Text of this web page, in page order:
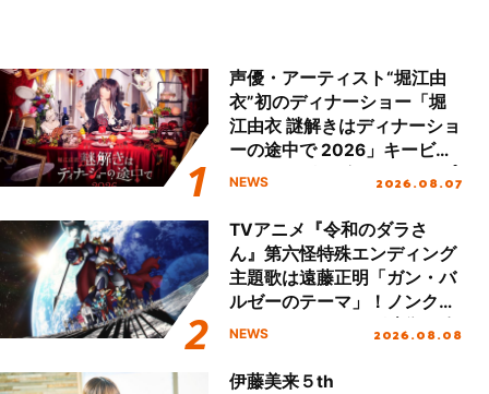
声優・アーティスト“堀江由
衣”初のディナーショー「堀
江由衣 謎解きはディナーショ
ーの途中で 2026」キービジ
ュアル＆グッズラインナップ
NEWS 2026.08.07
TVアニメ『令和のダラさ
ん』第六怪特殊エンディング
主題歌は遠藤正明「ガン・バ
ルゼーのテーマ」！ノンクレ
ジットエンディング映像も公
NEWS 2026.08.08
伊藤美来５th